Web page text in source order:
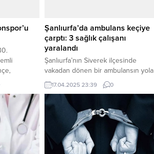
vuran
yıldız
Spor
ekibin
Şanlıurfa’da ambulans keçiye
çarptı: 3 sağlık çalışanı
yaralandı
Şanlıurfa’nın Siverek ilçesinde
vakadan dönen bir ambulansın yola
çıkan keçiye çarpması sonucu
ambulansta bulunan 3 sağlık
çalışanı yaralandı. Edinilen bilgilere
göre, A.A. yönetimindeki 63 ACN
875 plakalı ambulans, Karacadağ
yolu Gerçek Mahallesi yakınlarında
yola aniden çıkan bir keçiye çarptı.
Kazada sürücü A.A. ile ambulansta
17.04.2025 23:39 0